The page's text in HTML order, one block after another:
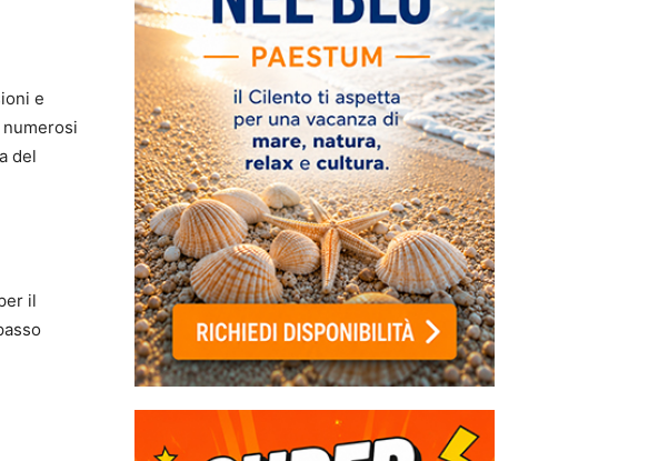
e
del
il